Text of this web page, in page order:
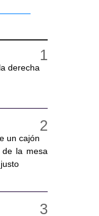
derecha
un cajón
de la mesa